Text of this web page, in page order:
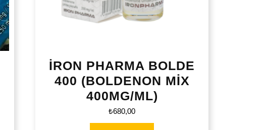
İRON PHARMA BOLDE
400 (BOLDENON MİX
400MG/ML)
₺680,00